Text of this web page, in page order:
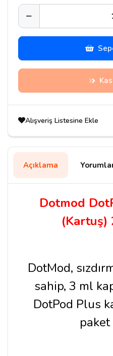
Alışveriş Listesine Ekle
Açıklama
Dotmod
(Kartuş)
DotMod,
sahip, 3 ml
DotPod Plus